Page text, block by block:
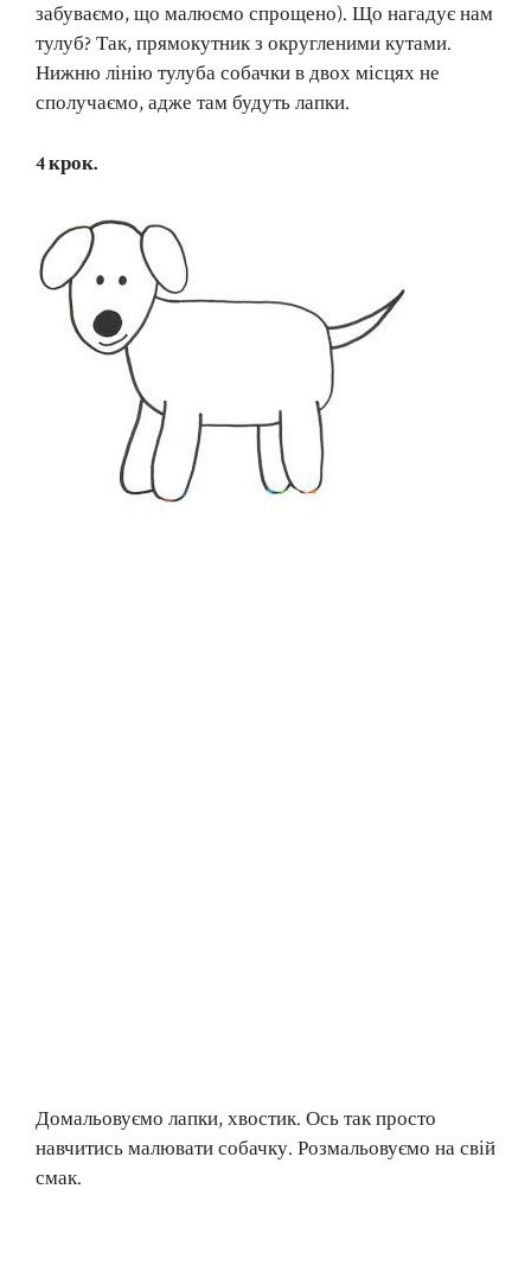
забуваємо, що малюємо спрощено). Що нагадує нам
тулуб? Так, прямокутник з округленими кутами.
Нижню лінію тулуба собачки в двох місцях не
сполучаємо, адже там будуть лапки.
4 крок.
Домальовуємо лапки, хвостик. Ось так просто
навчитись малювати собачку. Розмальовуємо на свій
смак.